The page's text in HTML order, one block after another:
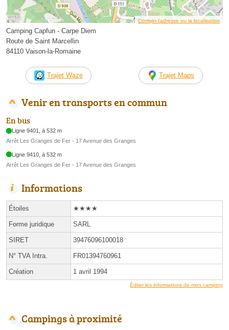
Corriger l’adresse ou la localisation
Camping Capfun - Carpe Diem
Route de Saint Marcellin
84110 Vaison-la-Romaine
Trajet Waze Trajet Maps
Venir en transports en commun
En bus
Ligne 9401, à 532 m
Arrêt Les Granges de Fer - 17 Avenue des Granges
Ligne 9410, à 532 m
Arrêt Les Granges de Fer - 17 Avenue des Granges
Informations
Étoiles ★★★★
Forme juridique SARL
SIRET 39476096100018
N° TVA Intra. FR01394760961
Création 1 avril 1994
Éditer les informations de mon camping
Campings à proximité